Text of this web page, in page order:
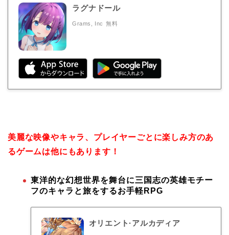
ラグナドール
Grams, Inc 無料
美麗な映像やキャラ、プレイヤーごとに楽しみ方のあ
るゲームは他にもあります！
東洋的な幻想世界を舞台に三国志の英雄モチー
フのキャラと旅をするお手軽RPG
オリエント·アルカディア